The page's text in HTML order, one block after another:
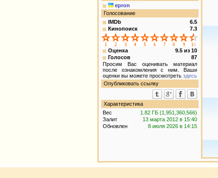
epron
Голосование
IMDb
6.5
Кинопоиск
7.3
Оценка 9.5 из 10
Голосов
87
Просим Вас оценивать материал
после ознакомления с ним. Ваши
оценки вы можете просмотреть здесь
Опубликовать ссылку
Характеристика
Вес
1.82 ГБ (1,951,360,566)
Залит
13 марта 2012 в 15:40
Обновлен
8 июля 2026 в 14:15